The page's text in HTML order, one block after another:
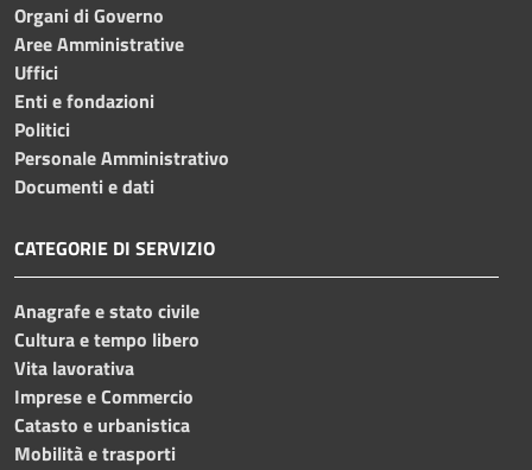
Organi di Governo
Aree Amministrative
Uffici
Enti e fondazioni
Politici
Personale Amministrativo
Documenti e dati
CATEGORIE DI SERVIZIO
Anagrafe e stato civile
Cultura e tempo libero
Vita lavorativa
Imprese e Commercio
Catasto e urbanistica
Mobilità e trasporti